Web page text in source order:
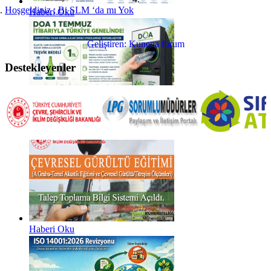
Haberi Oku
Haberi Oku
Haberi Oku
Hoşgeldiniz ; Bi SLM ‘da mı Yok
Geliştiren: Kunena forum
Destekleyenler